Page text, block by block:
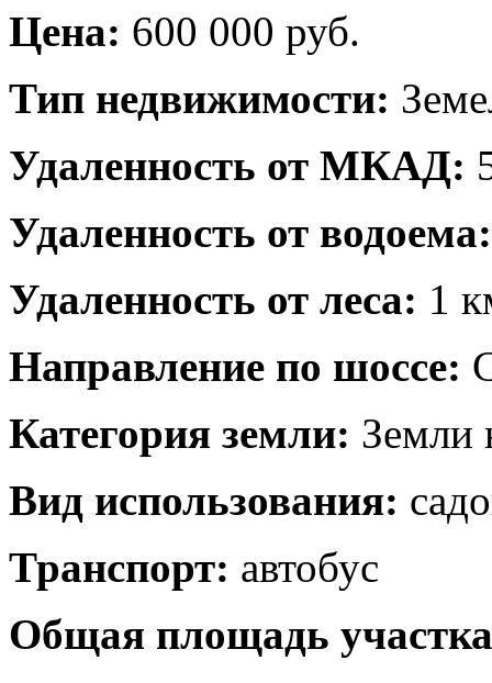
Цена: 600 000 руб.
Тип недвижимости:
Удаленность от МКАД:
Удаленность от водоема:
Удаленность от леса: 1
Направление по шоссе:
Категория земли: Земли
Вид использования:
Транспорт: автобус
Общая площадь